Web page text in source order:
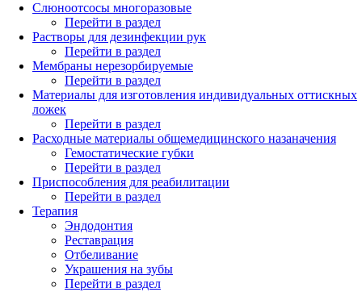
Слюноотсосы многоразовые
Перейти в раздел
Растворы для дезинфекции рук
Перейти в раздел
Мембраны нерезорбируемые
Перейти в раздел
Материалы для изготовления индивидуальных оттискных
ложек
Перейти в раздел
Расходные материалы общемедицинского назаначения
Гемостатические губки
Перейти в раздел
Приспособления для реабилитации
Перейти в раздел
Терапия
Эндодонтия
Реставрация
Отбеливание
Украшения на зубы
Перейти в раздел